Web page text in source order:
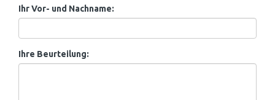
Ihr Vor- und Nachname:
Ihre Beurteilung: